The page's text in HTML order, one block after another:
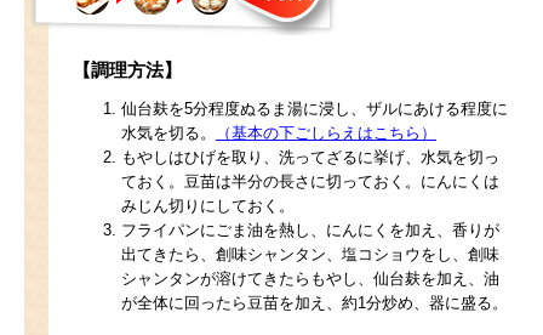
【調理方法】
仙台麸を5分程度ぬるま湯に浸し、ザルにあける程度に
水気を切る。
（基本の下ごしらえはこちら）
もやしはひげを取り、洗ってざるに挙げ、水気を切っ
ておく。豆苗は半分の長さに切っておく。にんにくは
みじん切りにしておく。
フライパンにごま油を熱し、にんにくを加え、香りが
出てきたら、創味シャンタン、塩コショウをし、創味
シャンタンが溶けてきたらもやし、仙台麸を加え、油
が全体に回ったら豆苗を加え、約1分炒め、器に盛る。